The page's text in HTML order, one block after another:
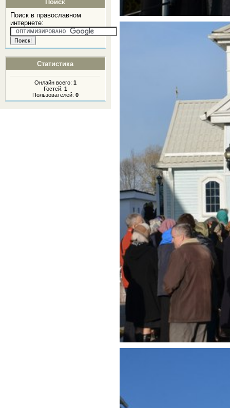
Поиск
Поиск в православном
интернете:
Статистика
Онлайн всего: 1
Гостей: 1
Пользователей: 0